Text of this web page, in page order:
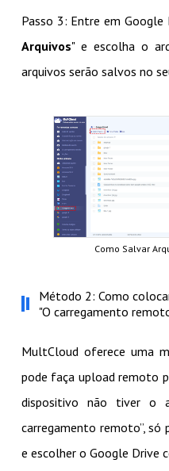
Passo 3: Entre em Google
Arquivos" e escolha o
arquivos serão salvos no
Como Salvar
Método 2: Como
"O carregamento
MultCloud oferece uma
pode faça upload remoto
dispositivo não tiver o
carregamento remoto”, só
e escolher o Google Drive